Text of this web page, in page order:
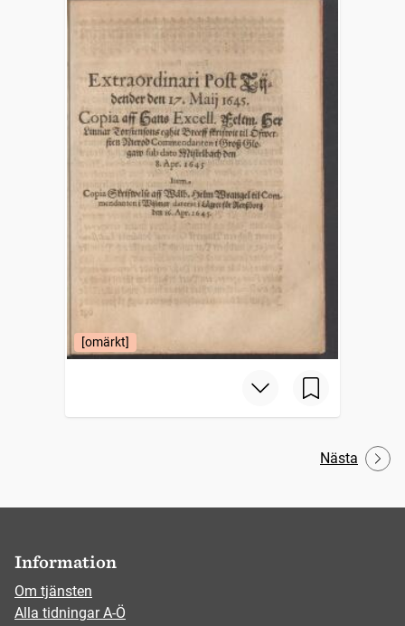
[omärkt]
Nästa
Information
Om tjänsten
Alla tidningar A-Ö